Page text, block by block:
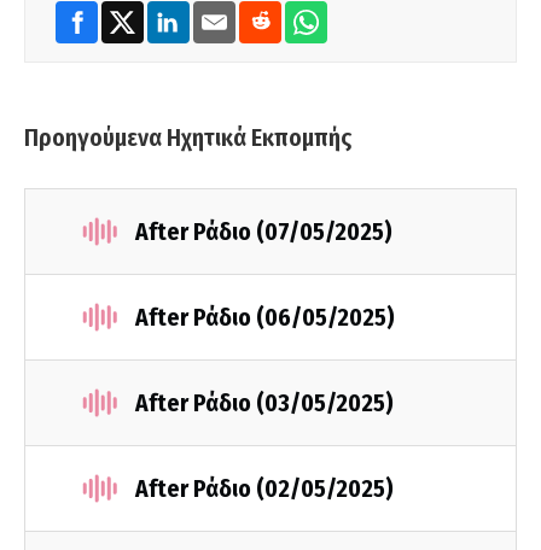
Προηγούμενα Ηχητικά Εκπομπής
After Ράδιο (07/05/2025)
After Ράδιο (06/05/2025)
After Ράδιο (03/05/2025)
After Ράδιο (02/05/2025)